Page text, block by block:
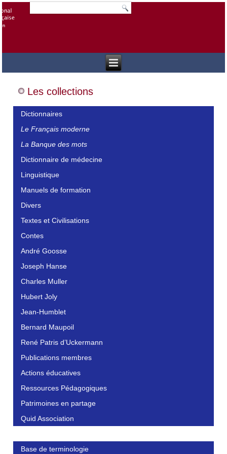
Les collections
Dictionnaires
Le Français moderne
La Banque des mots
Dictionnaire de médecine
Linguistique
Manuels de formation
Divers
Textes et Civilisations
Contes
André Goosse
Joseph Hanse
Charles Muller
Hubert Joly
Jean-Humblet
Bernard Maupoil
René Patris d’Uckermann
Publications membres
Actions éducatives
Ressources Pédagogiques
Patrimoines en partage
Quid Association
Base de terminologie